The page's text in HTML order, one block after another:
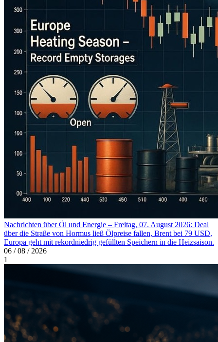
Nachrichten über Öl und Energie – Freitag, 07. August 2026: Deal
über die Straße von Hormus ließ Ölpreise fallen, Brent bei 79 USD,
Europa geht mit rekordniedrig gefüllten Speichern in die Heizsaison.
06 / 08 / 2026
1